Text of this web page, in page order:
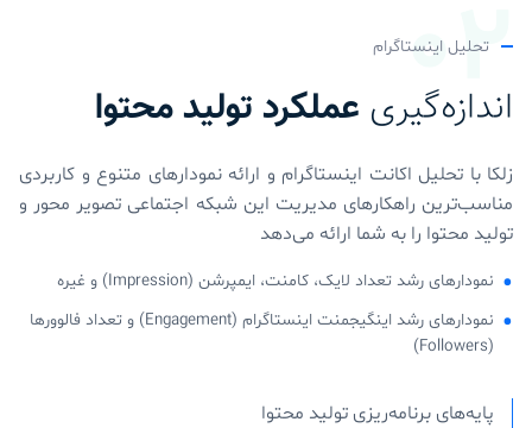
تحلیل اینستاگرام
اندازه‌گیری عملکرد تولید محتوا
زلکا با تحلیل اکانت اینستاگرام و ارائه‌ نمودارهای متنوع و کاربردی
مناسب‌ترین راهکارهای مدیریت این شبکه‌ اجتماعی تصویر محور و
تولید محتوا را به شما ارائه می‌دهد
نمودارهای رشد تعداد لایک، کامنت، ایمپرشن (Impression) و غیره
نمودارهای رشد اینگیجمنت اینستاگرام (Engagement) و تعداد فالوورها
(Followers)
پایه‌های برنامه‌ریزی تولید محتوا